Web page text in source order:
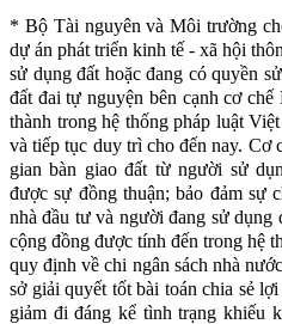
* Bộ Tài nguyên và Môi trường
dự án phát triển kinh tế - xã hội
sử dụng đất hoặc đang có quyền
đất đai tự nguyện bên cạnh cơ
thành trong hệ thống pháp luật
và tiếp tục duy trì cho đến nay. Cơ
gian bàn giao đất từ người sử
được sự đồng thuận; bảo đảm sự
nhà đầu tư và người đang sử
cộng đồng được tính đến trong hệ
quy định về chi ngân sách nhà
sở giải quyết tốt bài toán chia sẻ
giảm đi đáng kể tình trạng khiếu